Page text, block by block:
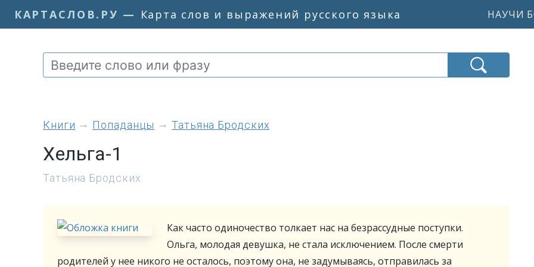
КАРТАСЛОВ.РУ — Карта слов и выражений русского языка НАУЧИ
книги Попаданцы Татьяна Бродских
Хельга-1
Татьяна Бродских
Как часто одиночество толкает нас на безрассудные поступки.
Ольга, молодая девушка, не стала исключением. После смерти
родителей у нее никого не осталось, поэтому она, не задумываясь, отправилась за